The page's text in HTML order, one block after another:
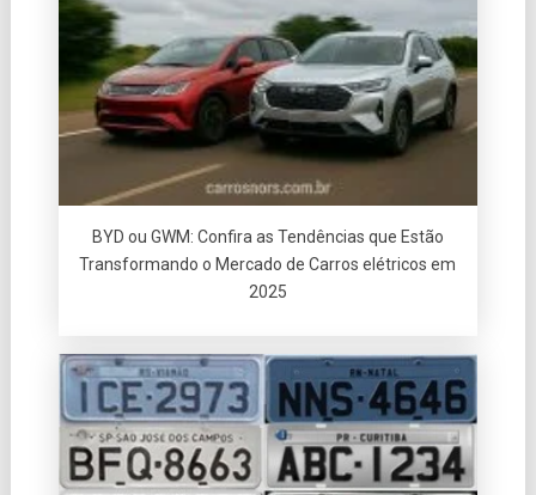
BYD ou GWM: Confira as Tendências que Estão
Transformando o Mercado de Carros elétricos em
2025